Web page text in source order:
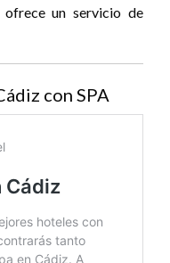
un servicio de
con SPA